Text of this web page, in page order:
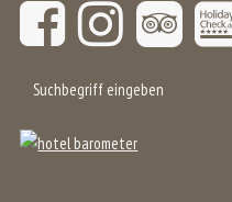
Suchbegriff